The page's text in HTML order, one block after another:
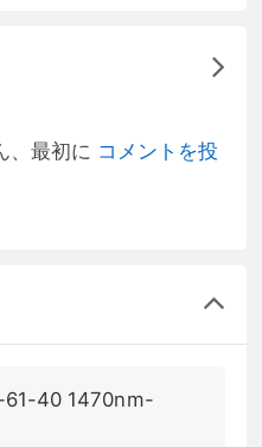
、最初に コメントを投
61-40 1470nm-